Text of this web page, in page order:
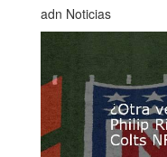
adn Noticias